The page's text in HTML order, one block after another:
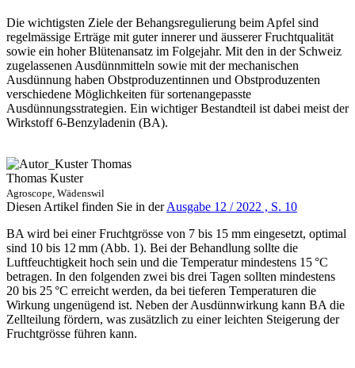
Die wichtigsten Ziele der Behangsregulierung beim Apfel sind
regelmässige Erträge mit guter innerer und äusserer Fruchtqualität
sowie ein hoher Blütenansatz im Folgejahr. Mit den in der Schweiz
zugelassenen Ausdünnmitteln sowie mit der mechanischen
Ausdünnung haben Obstproduzentinnen und Obstproduzenten
verschiedene Möglichkeiten für sortenangepasste
Ausdünnungsstrategien. Ein wichtiger Bestandteil ist dabei meist der
Wirkstoff 6-Benzyladenin (BA).
Thomas Kuster
Agroscope, Wädenswil
Diesen Artikel finden Sie in derAusgabe 12 / 2022 , S. 10
BA wird bei einer Fruchtgrösse von 7 bis 15 mm eingesetzt, optimal
sind 10 bis 12 mm (Abb. 1). Bei der Behandlung sollte die
Luftfeuchtigkeit hoch sein und die Temperatur mindestens 15 °C
betragen. In den folgenden zwei bis drei Tagen sollten mindestens
20 bis 25 °C erreicht werden, da bei tieferen Temperaturen die
Wirkung ungenügend ist. Neben der Ausdünnwirkung kann BA die
Zellteilung fördern, was zusätzlich zu einer leichten Steigerung der
Fruchtgrösse führen kann.